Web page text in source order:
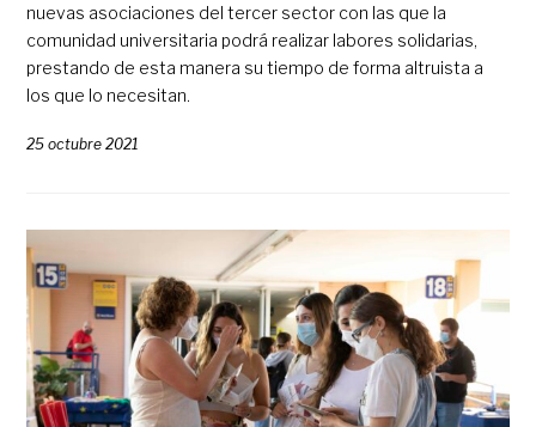
nuevas asociaciones del tercer sector con las que la
comunidad universitaria podrá realizar labores solidarias,
prestando de esta manera su tiempo de forma altruista a
los que lo necesitan.
25 octubre 2021